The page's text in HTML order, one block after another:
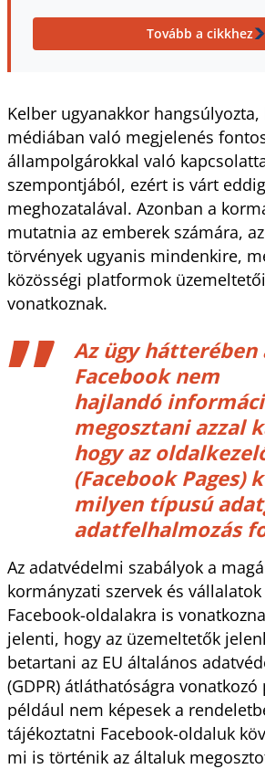
Tovább a cikkhez
Kelber ugyanakkor hangsúlyozta,
médiában való megjelenés
állampolgárokkal való
szempontjából, ezért is várt
meghozatalával. Azonban a
mutatnia az emberek számára,
törvények ugyanis mindenkire,
közösségi platformok
vonatkoznak.
Az ügy hátterében
Facebook nem
hajlandó
megosztani azzal
hogy az
(Facebook Pages)
milyen típusú
adatfelhalmozás
Az adatvédelmi szabályok a
kormányzati szervek és
Facebook-oldalakra is
jelenti, hogy az üzemeltetők
betartani az EU általános
(GDPR) átláthatóságra vonatkozó
például nem képesek a
tájékoztatni Facebook-oldaluk
mi is történik az általuk